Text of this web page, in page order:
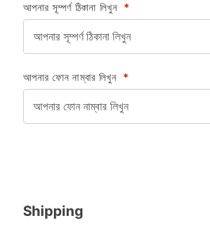
আপনার সূম্পর্ণ ঠিকানা লিখুন *
আপনার ফোন নাম্বার লিখুন *
Shipping